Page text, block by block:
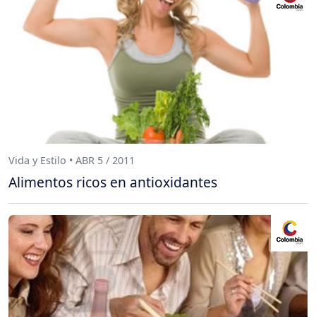
Vida y Estilo • ABR 5 / 2011
Alimentos ricos en antioxidantes